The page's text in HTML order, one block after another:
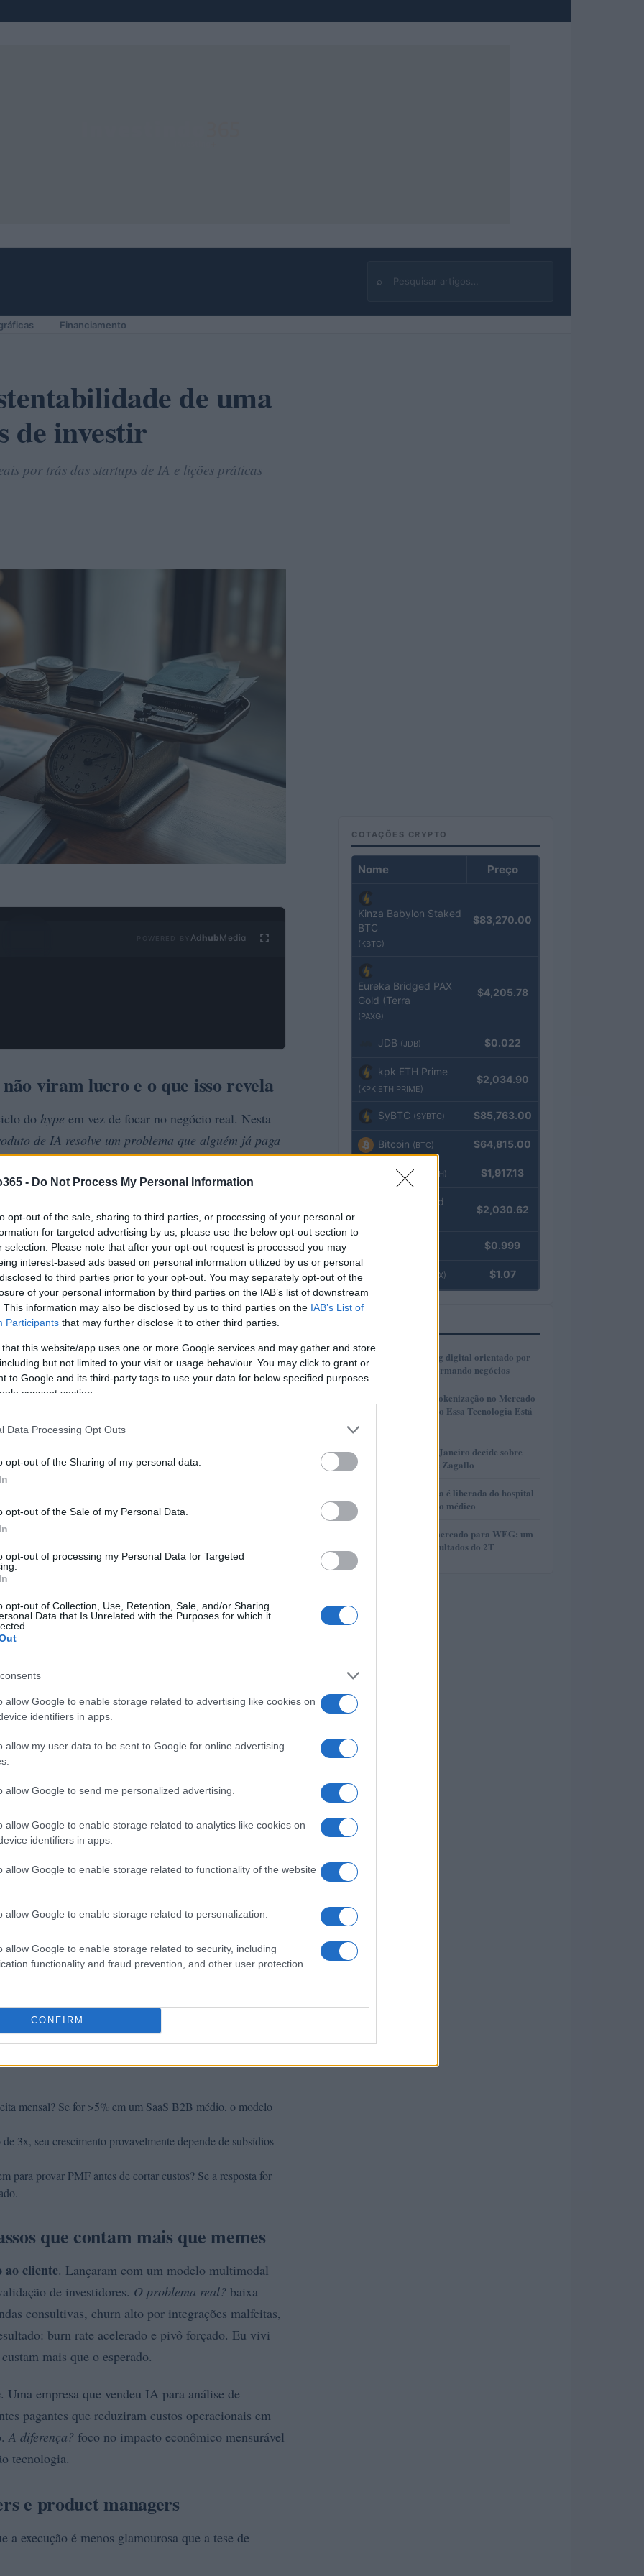
- Do Not Process My Personal Information
opt-out of the sale, sharing to third parties, or processing of your personal or
for targeted advertising by us, please use the below opt-out section to
selection. Please note that after your opt-out request is processed you may
interest-based ads based on personal information utilized by us or personal
to third parties prior to your opt-out. You may separately opt-out of the
of your personal information by third parties on the IAB’s list of downstream
This information may also be disclosed by us to third parties on the IAB’s List of
Participants that may further disclose it to other third parties.
that this website/app uses one or more Google services and may gather and store
but not limited to your visit or usage behaviour. You may click to grant or
to Google and its third-party tags to use your data for below specified purposes
consent section.
Data Processing Opt Outs
opt-out of the Sharing of my personal data.
opt-out of the Sale of my Personal Data.
opt-out of processing my Personal Data for Targeted
opt-out of Collection, Use, Retention, Sale, and/or Sharing
Data that Is Unrelated with the Purposes for which it
allow Google to enable storage related to advertising like cookies on
identifiers in apps.
allow my user data to be sent to Google for online advertising
allow Google to send me personalized advertising.
allow Google to enable storage related to analytics like cookies on
identifiers in apps.
allow Google to enable storage related to functionality of the website
allow Google to enable storage related to personalization.
allow Google to enable storage related to security, including
functionality and fraud prevention, and other user protection.
CONFIRM
⌕
Buscar
Financiamento
de uma
de investir
por trás das startups de IA e lições práticas
Ad hubMedia
viram lucro e o que isso revela
do hype em vez de focar no negócio real. Nesta
de IA resolve um problema que alguém já paga
vão te dar respostas mais cruéis que
scomoda
qualquer hype precisa de um teste
investidores? Quem acompanha o ecossistema
Se você não consegue articular como a
perigosamente perto do modelo de crescimento
que devora runway.
de negócio
mas poucos olham para as métricas certas.
que determinam se um produto de IA é
de vaidade
— usuários ativos, impressões,
negativa.
mensal? Se for >5% em um SaaS B2B médio, o modelo
3x, seu crescimento provavelmente depende de subsídios
para provar PMF antes de cortar custos? Se a resposta for
que contam mais que memes
cliente. Lançaram com um modelo multimodal
de investidores. O problema real? baixa
consultivas, churn alto por integrações malfeitas,
burn rate acelerado e pivô forçado. Eu vivi
mais que o esperado.
. Uma empresa que vendeu IA para análise de
pagantes que reduziram custos operacionais em
A diferença? foco no impacto econômico mensurável
tecnologia.
e product managers
execução é menos glamourosa que a tese de
COTAÇÕES CRYPTO
Nome Preço
Kinza Babylon Staked
BTC
(KBTC)
$83,270.00
Eureka Bridged PAX
Gold (Terra
(PAXG)
$4,205.78
JDB (JDB) $0.022
kpk ETH Prime
(KPK ETH PRIME)
$2,034.90
SyBTC (SYBTC) $85,763.00
Bitcoin (BTC) $64,815.00
Ethereum (ETH) $1,917.13
kpk ETH Yield
$2,030.62
$0.999
(USDEX) $1.07
1
Como o marketing digital orientado por
dados está transformando negócios
2
A Revolução da Tokenização no Mercado
Imobiliário: Como Essa Tecnologia Está
3
Justiça do Rio de Janeiro decide sobre
divisão de bens de Zagallo
4
Ex-primeira-dama é liberada do hospital
após procedimento médico
Perspectivas do mercado para WEG: um
olhar sobre os resultados do 2T